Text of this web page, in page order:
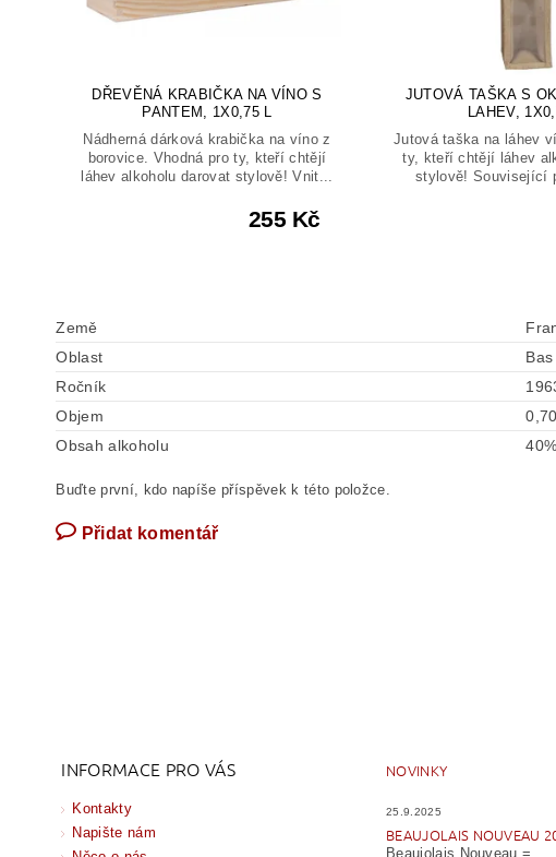
DŘEVĚNÁ KRABIČKA NA VÍNO S
PANTEM, 1X0,75 L
Nádherná dárková krabička na víno z
borovice. Vhodná pro ty, kteří chtějí
láhev alkoholu darovat stylově! Vnit...
255 Kč
JUTOVÁ TAŠKA S
LAHEV,
Jutová taška na láhev
ty, kteří chtějí láhev
stylově! Související
Země
Oblast
Ročník
Objem
Obsah alkoholu
40%
Buďte první, kdo napíše příspěvek k této položce.
Přidat komentář
INFORMACE PRO VÁS
Kontakty
Napište nám
NOVINKY
25.9.2025
BEAUJOLAIS NOUVEAU
Beaujolais Nouveau =...